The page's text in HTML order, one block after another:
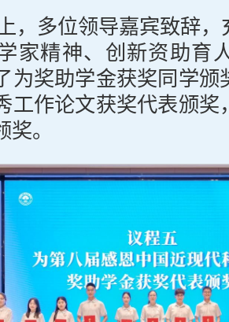
，多位领导嘉宾致辞
家精神、创新资助育
为奖助学金获奖同学颁
工作论文获奖代表颁奖
。